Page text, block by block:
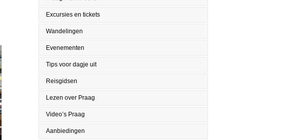
Excursies en tickets
Wandelingen
Evenementen
Tips voor dagje uit
Reisgidsen
Lezen over Praag
Video’s Praag
Aanbiedingen